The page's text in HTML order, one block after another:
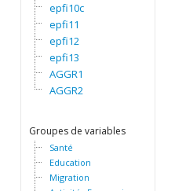
epfi10c
epfi11
epfi12
epfi13
AGGR1
AGGR2
Groupes de variables
Santé
Education
Migration